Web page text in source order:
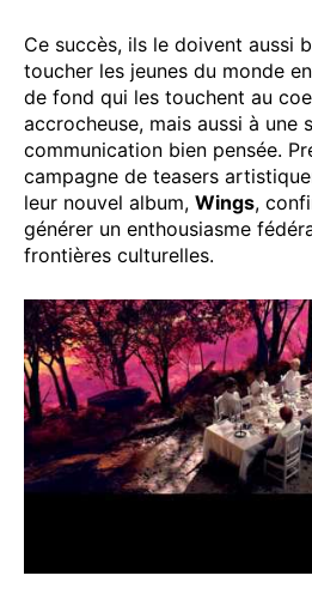
Ce succès, ils le doivent aussi
toucher les jeunes du monde
de fond qui les touchent au
accrocheuse, mais aussi à une
communication bien pensée.
campagne de teasers
leur nouvel album, Wings,
générer un enthousiasme
frontières culturelles.